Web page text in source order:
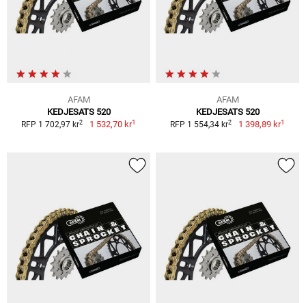
AFAM
KEDJESATS 520
RFP 1 702,97 kr2 1 532,70 kr1
AFAM
KEDJESATS 520
RFP 1 554,34 kr2 1 398,89 kr1